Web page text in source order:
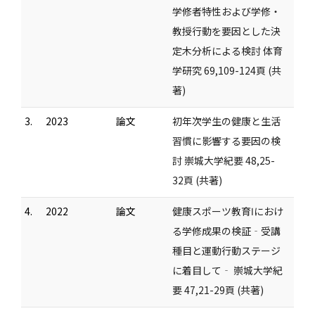
学修者特性および学修・
教授行動を要因とした決
定木分析による検討 体育
学研究 69,109-124頁 (共
著)
3. 2023 論文
初年次学生の健康と生活
習慣に影響する要因の検
討 崇城大学紀要 48,25-
32頁 (共著)
4. 2022 論文
健康スポーツ教育Ⅰにおけ
る学修成果の検証‐受講
種目と運動行動ステージ
に着目して‐ 崇城大学紀
要 47,21-29頁 (共著)